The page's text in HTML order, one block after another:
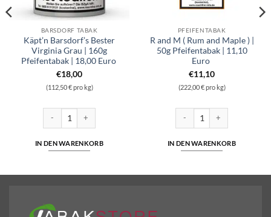
BARSDORF TABAK
Käpt’n Barsdorf’s Bester
Virginia Grau | 160g
Pfeifentabak | 18,00 Euro
€18,00
(112,50 € pro kg)
IN DEN WARENKORB
PFEIFENTABAK
R and M ( Rum and Maple ) |
50g Pfeifentabak | 11,10
Euro
€11,10
(222,00 € pro kg)
IN DEN WARENKORB